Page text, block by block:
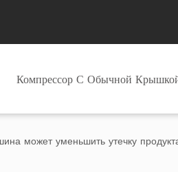
Компрессор С Обычной
может уменьшить утечку